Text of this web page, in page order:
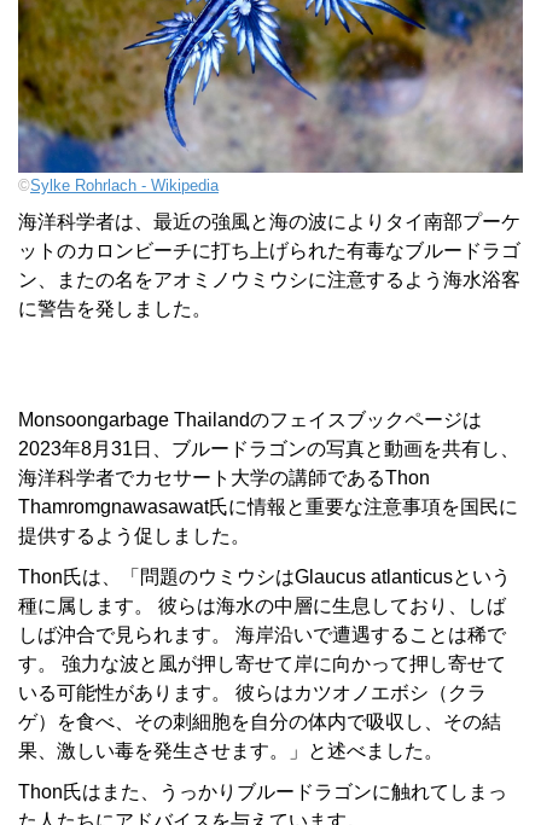
©Sylke Rohrlach ‐ Wikipedia
海洋科学者は、最近の強風と海の波によりタイ南部プーケ
ットのカロンビーチに打ち上げられた有毒なブルードラゴ
ン、またの名をアオミノウミウシに注意するよう海水浴客
に警告を発しました。
Monsoongarbage Thailandのフェイスブックページは
2023年8月31日、ブルードラゴンの写真と動画を共有し、
海洋科学者でカセサート大学の講師であるThon
Thamromgnawasawat氏に情報と重要な注意事項を国民に
提供するよう促しました。
Thon氏は、「問題のウミウシはGlaucus atlanticusという
種に属します。 彼らは海水の中層に生息しており、しば
しば沖合で見られます。 海岸沿いで遭遇することは稀で
す。 強力な波と風が押し寄せて岸に向かって押し寄せて
いる可能性があります。 彼らはカツオノエボシ（クラ
ゲ）
を食べ、その刺細胞を自分の体内で吸収し、その結
果、激しい毒を発生させます。」と述べました。
Thon氏はまた、うっかりブルードラゴンに触れてしまっ
た人たちにアドバイスを与えています。